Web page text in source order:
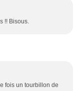
!! Bisous.
fois un tourbillon de